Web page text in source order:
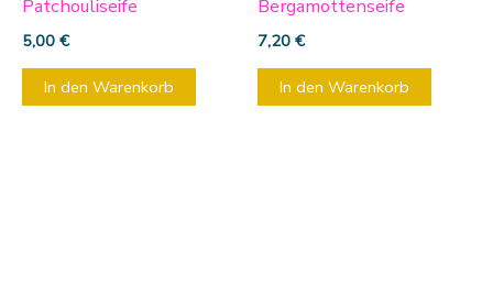
Patchouliseife
5,00 €
In den Warenkorb
Bergamottenseife
7,20 €
In den Warenkorb